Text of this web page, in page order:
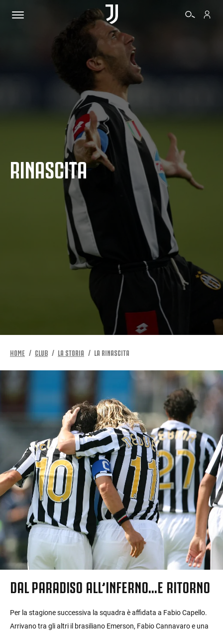
BIGLIETTI
SHOP
BIANCONERI
VIDEO
ALTRO
RINASCITA
HOME CLUB LA STORIA LA RINASCITA
DAL PARADISO ALL’INFERNO…E RITORNO
Per la stagione successiva la squadra è affidata a Fabio Capello.
Arrivano tra gli altri il brasiliano Emerson, Fabio Cannavaro e una